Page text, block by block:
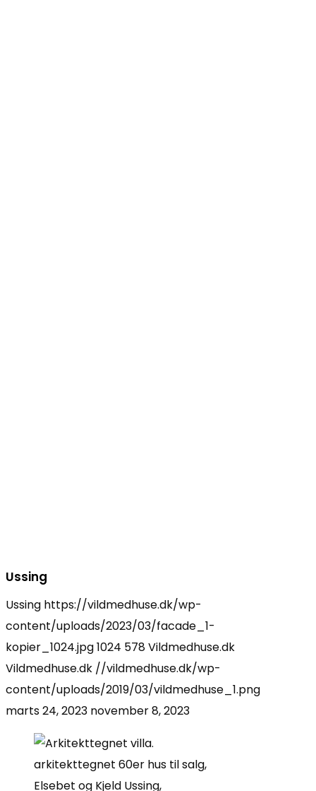
Ussing
Ussing https://vildmedhuse.dk/wp-
content/uploads/2023/03/facade_1-
kopier_1024.jpg1024 578Vildmedhuse.dk
Vildmedhuse.dk //vildmedhuse.dk/wp-
content/uploads/2019/03/vildmedhuse_1.png
marts 24, 2023 november 8, 2023